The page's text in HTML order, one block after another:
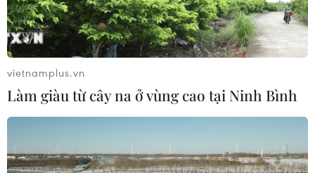
vietnamplus.vn
Làm giàu từ cây na ở vùng cao tại Ninh Bình